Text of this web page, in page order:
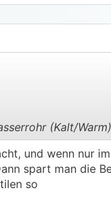
(Kalt/
und wenn nur
spart man die
so